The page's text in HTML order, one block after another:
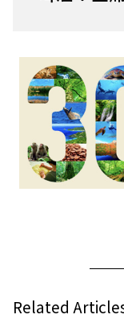
Related